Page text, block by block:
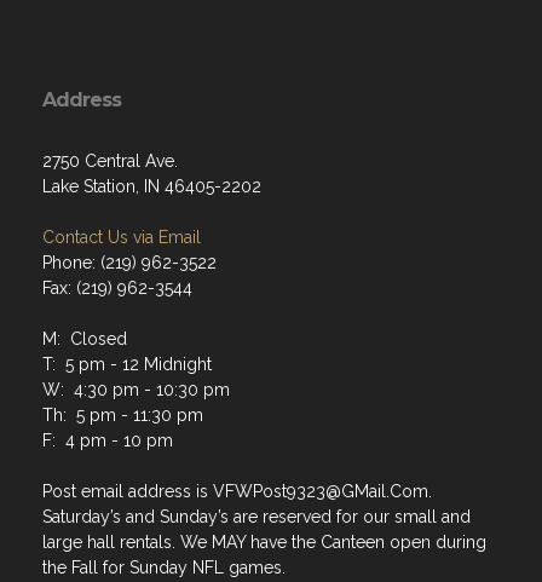
Address
2750 Central Ave.
Lake Station, IN 46405-2202
Contact Us via Email
Phone: (219) 962-3522
Fax: (219) 962-3544
M: Closed
T: 5 pm - 12 Midnight
W: 4:30 pm - 10:30 pm
Th: 5 pm - 11:30 pm
F: 4 pm - 10 pm
Post email address is VFWPost9323@GMail.Com.
Saturday’s and Sunday’s are reserved for our small and
large hall rentals. We MAY have the Canteen open during
the Fall for Sunday NFL games.